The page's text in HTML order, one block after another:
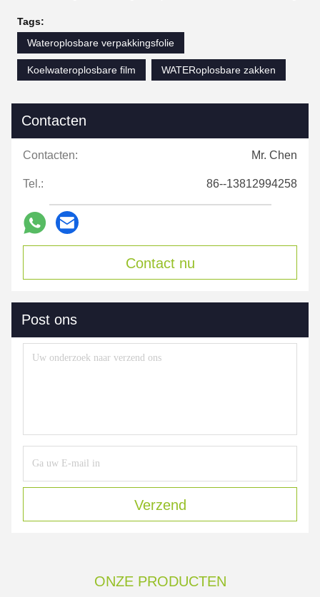
Tags:
Wateroplosbare verpakkingsfolie
Koelwateroplosbare film WATERoplosbare zakken
Contacten
Contacten: Mr. Chen
Tel.: 86--13812994258
Contact nu
Post ons
Verzend
ONZE PRODUCTEN